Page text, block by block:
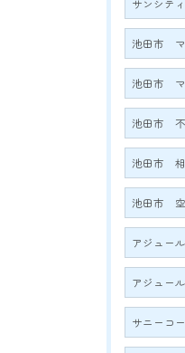
サンシテ
池田市
池田市
池田市
池田市
池田市
アジュー
アジュー
サニーコ